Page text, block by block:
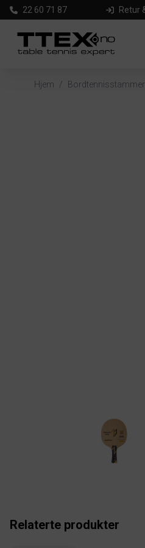
22 60 71 87 Retur
Hjem / Bordtennisstammer
Relaterte produkter